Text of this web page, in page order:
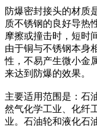
防爆密封接头的材质
质不锈钢的良好导热
摩擦或撞击时，短时
由于铜与不锈钢本身
性，不易产生微小金
来达到防爆的效果。
主要适用范围是：石
然气化学工业、化纤
业。石油轮和液化石